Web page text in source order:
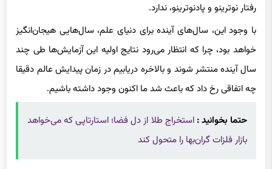
رفتار نوترینو و پادنوترینو، ندارد.
با وجود این، سال‌های آینده برای دنیای علم، سال‌هایی هیجان‌انگیز
خواهد بود، چرا که انتظار می‌رود نتایج اولیه این آزمایش‌ها طی چند
سال آینده منتشر شوند و بالاخره دریابیم در زمان پیدایش عالم دقیقا
چه اتفاقی رخ داد که باعث شد ما اکنون وجود داشته باشیم.
حتما بخوانید :استخراج طلا از دل فضا؛ استارتاپی که می‌خواهد
بازار فلزات گران‌بها را متحول کند